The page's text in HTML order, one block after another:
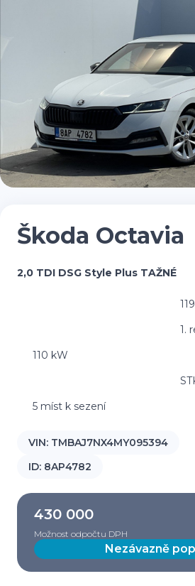
Škoda Octavia
2,0 TDI DSG Style Plus TAŽNÉ
1.
110 kW
5 míst k sezení
VIN: TMBAJ7NX4MY095394
ID: 8AP4782
430 000
Možnost odpočtu DPH
Nezávazně